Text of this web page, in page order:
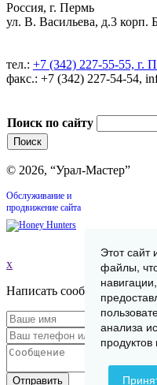
Россия, г. Пермь
ул. В. Васильева, д.3 корп.
тел.: +7 (342) 227-55-55, г.
факс.: +7 (342) 227-54-54,
Поиск по сайту
© 2026, “Урал-Мастер”
Обслуживание и
продвижение сайта
x
Написать сообщение
Отправить
Этот сайт
файлы,
анализа
продуктов